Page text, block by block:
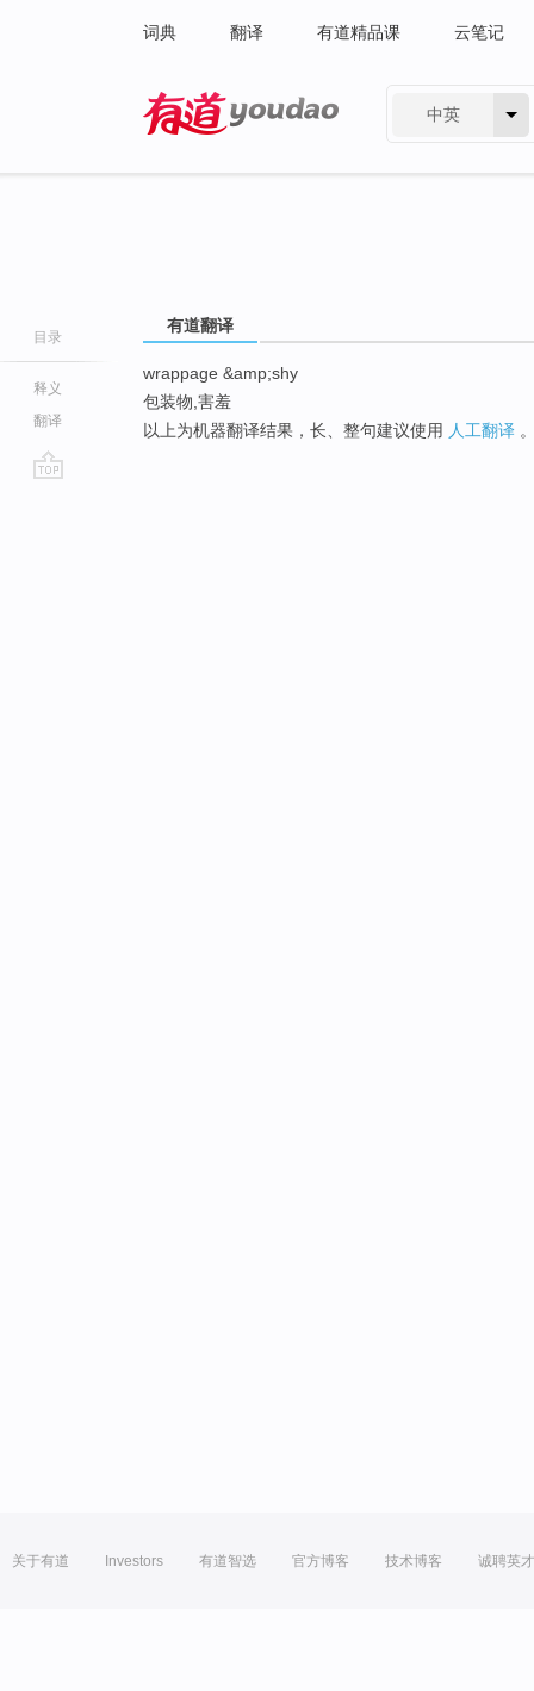
词典 翻译 有道精品课 云笔记
中英
目录
释义
翻译
有道翻译
wrappage &amp;shy
包装物,害羞
以上为机器翻译结果，长、整句建议使用 人工翻译
关于有道 Investors 有道智选 官方博客 技术博客 诚聘英才